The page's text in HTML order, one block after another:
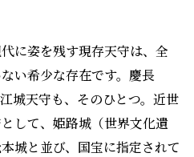
に姿を残す現存天守は、全
い希少な存在です。慶長
城天守も、そのひとつ。近世
して、姫路城（世界文化遺
城と並び、国宝に指定されて